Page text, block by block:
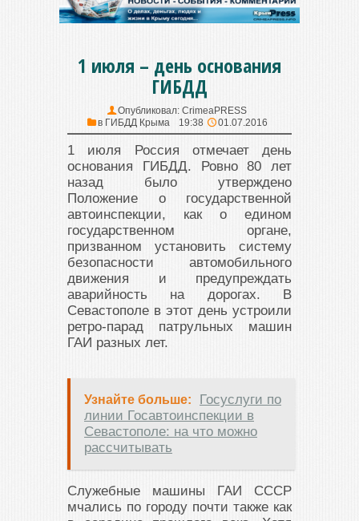
1 июля – день основания
ГИБДД
Опубликовал: CrimeaPRESS
в ГИБДД Крыма 19:38 01.07.2016
1 июля Россия отмечает день
основания ГИБДД. Ровно 80 лет
назад было утверждено
Положение о государственной
автоинспекции, как о едином
государственном органе,
призванном установить систему
безопасности автомобильного
движения и предупреждать
аварийность на дорогах. В
Севастополе в этот день устроили
ретро-парад патрульных машин
ГАИ разных лет.
Узнайте больше:
Госуслуги по
линии Госавтоинспекции в
Севастополе: на что можно
рассчитывать
Служебные машины ГАИ СССР
мчались по городу почти также как